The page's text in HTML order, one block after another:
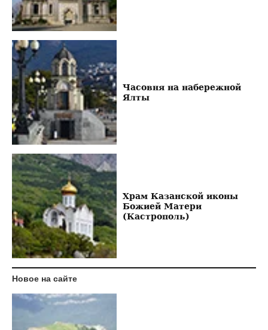
Часовня на набережной
Ялты
Храм Казанской иконы
Божией Матери
(Кастрополь)
Новое на сайте